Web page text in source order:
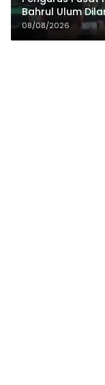
Bahrul Ulum
Organisasi dan
08/08/2026